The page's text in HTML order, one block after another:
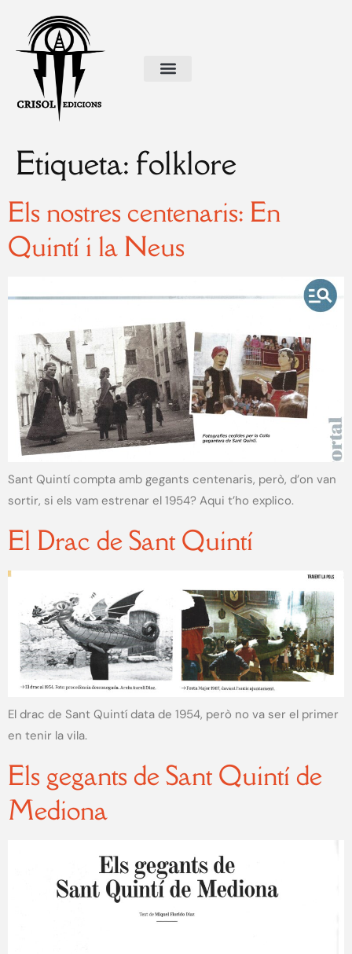
Etiqueta: folklore
Els nostres centenaris: En
Quintí i la Neus
Sant Quintí compta amb gegants centenaris, però, d’on van
sortir, si els vam estrenar el 1954? Aqui t’ho explico.
El Drac de Sant Quintí
El drac de Sant Quintí data de 1954, però no va ser el primer
en tenir la vila.
Els gegants de Sant Quintí de
Mediona